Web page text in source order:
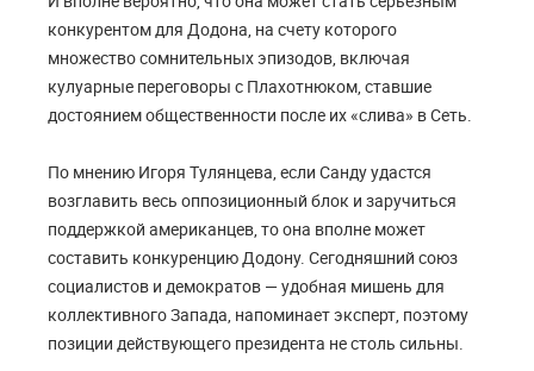
конкурентом для Додона, на счету которого
множество сомнительных эпизодов, включая
кулуарные переговоры с Плахотнюком, ставшие
достоянием общественности после их «слива» в Сеть.
По мнению Игоря Тулянцева, если Санду удастся
возглавить весь оппозиционный блок и заручиться
поддержкой американцев, то она вполне может
составить конкуренцию Додону. Сегодняшний союз
социалистов и демократов — удобная мишень для
коллективного Запада, напоминает эксперт, поэтому
позиции действующего президента не столь сильны.